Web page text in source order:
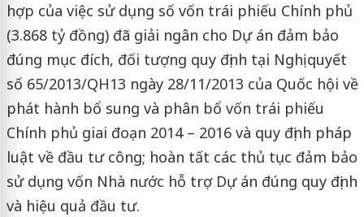
hợp của việc sử dụng số vốn trái phiếu Chính phủ
(3.868 tỷ đồng) đã giải ngân cho Dự án đảm bảo
đúng mục đích, đối tượng quy định tại Nghị quyết
số 65/2013/QH13 ngày 28/11/2013 của Quốc hội về
phát hành bổ sung và phân bổ vốn trái phiếu
Chính phủ giai đoạn 2014 – 2016 và quy định pháp
luật về đầu tư công; hoàn tất các thủ tục đảm bảo
sử dụng vốn Nhà nước hỗ trợ Dự án đúng quy định
và hiệu quả đầu tư.